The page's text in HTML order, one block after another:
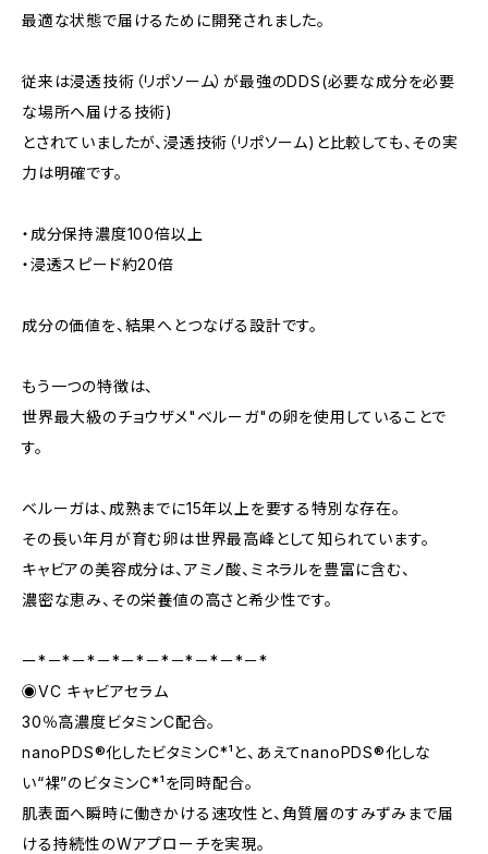
最適な状態で届けるために開発されました。
従来は浸透技術（リポソーム）が最強のDDS(必要な成分を必要
な場所へ届ける技術)
とされていましたが、浸透技術（リポソーム)と比較しても、その実
力は明確です。
・成分保持濃度100倍以上
・浸透スピード約20倍
成分の価値を、結果へとつなげる設計です。
もう一つの特徴は、
世界最大級のチョウザメ"ベルーガ"の卵を使用していることで
す。
ベルーガは、成熟までに15年以上を要する特別な存在。
その長い年月が育む卵は世界最高峰として知られています。
キャビアの美容成分は、アミノ酸、ミネラルを豊富に含む、
濃密な恵み、その栄養値の高さと希少性です。
ー*－*－*－*－*－*－*－*－*－*
◉VC キャビアセラム
30％高濃度ビタミンC配合。
nanoPDS®化したビタミンC*¹と、あえてnanoPDS®化しな
い“裸”のビタミンC*¹を同時配合。
肌表面へ瞬時に働きかける速攻性と、角質層のすみずみまで届
ける持続性のWアプローチを実現。